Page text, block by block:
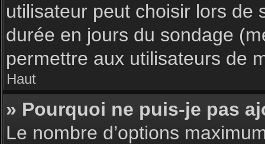
utilisateur peut choisir lors de
durée en jours du sondage
permettre aux utilisateurs de
Haut
» Pourquoi ne puis-je pas
Le nombre d’options